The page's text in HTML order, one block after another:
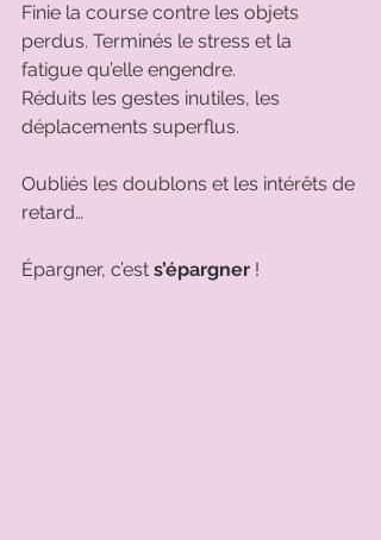
Finie la course contre les objets
perdus. Terminés le stress et la
fatigue qu’elle engendre.
Réduits les gestes inutiles, les
déplacements superflus.
Oubliés les doublons et les intérêts de
retard…
Épargner, c’est s’épargner !